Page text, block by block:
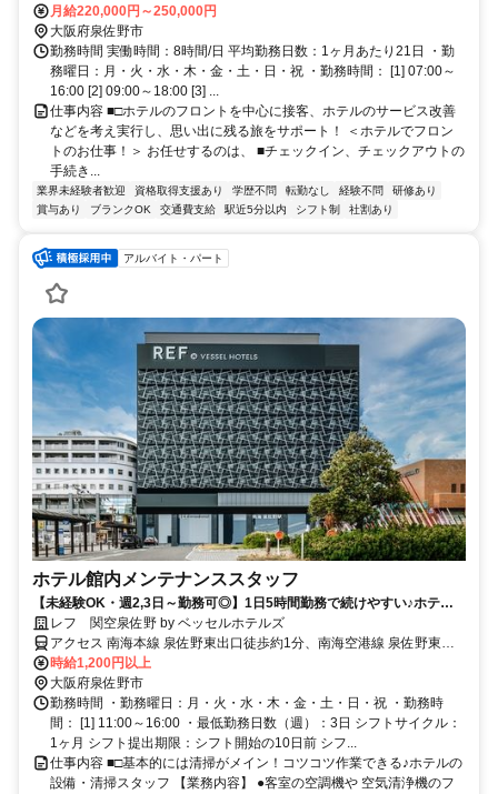
口徒歩約1分、南海空港線 りんくうタウン3出口徒歩約24分 ★バイク
通勤OK
月給220,000円～250,000円
大阪府泉佐野市
勤務時間 実働時間：8時間/日 平均勤務日数：1ヶ月あたり21日 ・勤
務曜日：月・火・水・木・金・土・日・祝 ・勤務時間： [1] 07:00～
16:00 [2] 09:00～18:00 [3] ...
仕事内容 ■□ホテルのフロントを中心に接客、ホテルのサービス改善
などを考え実行し、思い出に残る旅をサポート！ ＜ホテルでフロン
トのお仕事！＞ お任せするのは、 ■チェックイン、チェックアウトの
手続き...
業界未経験者歓迎 資格取得支援あり 学歴不問 転勤なし 経験不問
研修あり
賞与あり
ブランクOK 交通費支給 駅近5分以内 シフト制 社割あり
アルバイト・パート
ホテル館内メンテナンススタッフ
【未経験OK・週2,3日～勤務可◎】1日5時間勤務で続けやすい♪ホテル
の設備・清掃スタッフ
レフ 関空泉佐野 by ベッセルホテルズ
アクセス 南海本線 泉佐野東出口徒歩約1分、南海空港線 泉佐野東出
口徒歩約1分、南海空港線 りんくうタウン3出口徒歩約24分 ★バイク
通勤OK
時給1,200円以上
大阪府泉佐野市
勤務時間 ・勤務曜日：月・火・水・木・金・土・日・祝 ・勤務時
間： [1] 11:00～16:00 ・最低勤務日数（週）：3日 シフトサイクル：
1ヶ月 シフト提出期限：シフト開始の10日前 シフ...
仕事内容 ■□基本的には清掃がメイン！コツコツ作業できる♪ホテルの
設備・清掃スタッフ 【業務内容】 ●客室の空調機や 空気清浄機のフ